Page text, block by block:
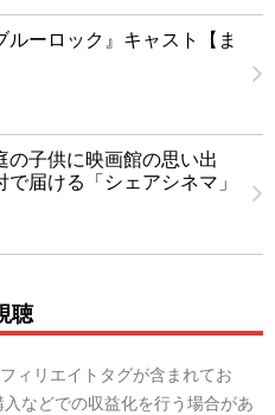
ルーロック』キャスト【ま
の子供に映画館の思い出
で届ける「シェアシネマ」
聴
ィリエイトタグが含まれてお
などでの収益化を行う場合があ